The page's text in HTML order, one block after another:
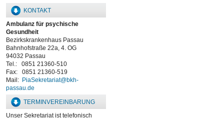
KONTAKT
Ambulanz für psychische
Gesundheit
Bezirkskrankenhaus Passau
Bahnhofstraße 22a, 4. OG
94032 Passau
Tel.: 0851 21360-510
Fax: 0851 21360-519
Mail:
PiaSekretariat@bkh-
passau.de
TERMINVEREINBARUNG
Unser Sekretariat ist telefonisch